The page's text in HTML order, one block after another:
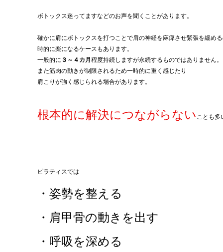
ボトックス迷ってますなどのお声を聞くことがあります。
確かに肩にボトックスを打つことで肩の神経を麻痺させ緊張を緩め
時的に楽になるケースもあります。
一般的に ３～４カ月程度持続しますが永続するものではありません。
また筋肉の動きが制限されるため一時的に重く感じたり
肩こりが強く感じられる場合があります。
根本的に解決につながらない ことも多
ピラティスでは
・姿勢を整える
・肩甲骨の動きを出す
・呼吸を深める